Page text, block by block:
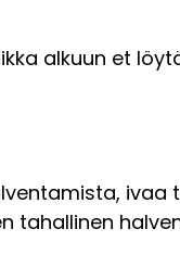
alkuun et
ivaa
tahallinen